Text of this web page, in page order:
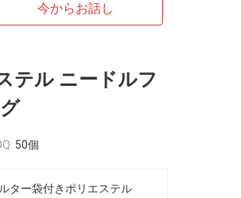
今からお話し
テル ニードルフ
50個
ター袋付きポリエステル